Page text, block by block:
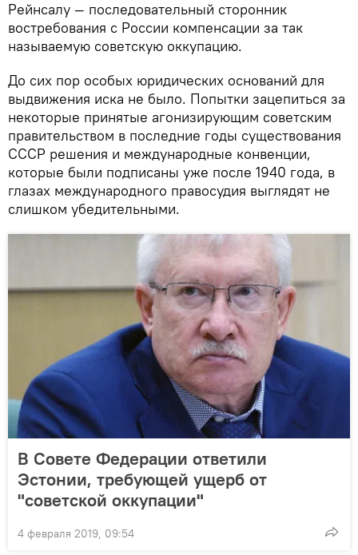
Рейнсалу — последовательный сторонник
востребования с России компенсации за так
называемую советскую оккупацию.
До сих пор особых юридических оснований для
выдвижения иска не было. Попытки зацепиться за
некоторые принятые агонизирующим советским
правительством в последние годы существования
СССР решения и международные конвенции,
которые были подписаны уже после 1940 года, в
глазах международного правосудия выглядят не
слишком убедительными.
В Совете Федерации ответили
Эстонии, требующей ущерб от
"советской оккупации"
4 февраля 2019, 09:54